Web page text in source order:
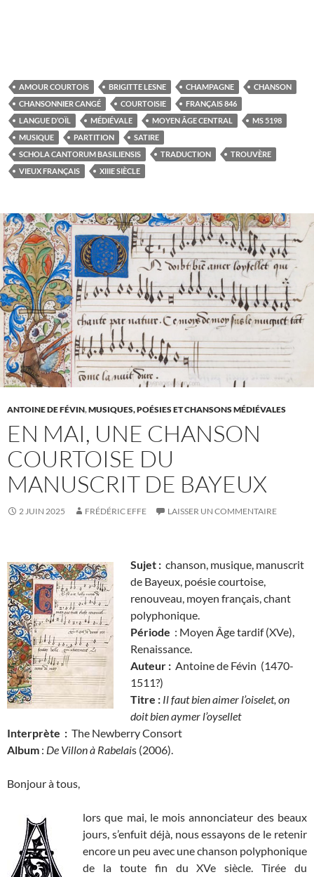
AMOUR COURTOIS BRIGITTE LESNE CHAMPAGNE
CHANSON
CHANSONNIER CANGÉ
COURTOISIE
FRANÇAIS 846
LANGUE D’OÏL
MÉDIÉVALE MOYEN ÂGE CENTRAL
MS 5198
MUSIQUE
PARTITION
SATIRE
SCHOLA CANTORUM BASILIENSIS
TRADUCTION
TROUVÈRE
VIEUX FRANÇAIS
XIIIE SIÈCLE
ANTOINE DE FÉVIN,MUSIQUES, POÉSIES ET CHANSONS MÉDIÉVALES
EN MAI, UNE CHANSON
COURTOISE DU
MANUSCRIT DE BAYEUX
2 JUIN 2025 FRÉDÉRIC EFFE LAISSER UN COMMENTAIRE
Sujet : chanson, musique, manuscrit
de Bayeux, poésie courtoise,
renouveau, moyen français, chant
polyphonique.
Période : Moyen Âge tardif (XVe),
Renaissance.
Auteur : Antoine de Févin (1470-
1511?)
Titre : Il faut bien aimer l’oiselet, on
doit bien aymer l’oysellet
Interprète : The Newberry Consort
Album : De Villon à Rabelais (2006).
Bonjour à tous,
lors que mai, le mois annonciateur des beaux
jours, s’enfuit déjà, nous essayons de le retenir
encore un peu avec une chanson polyphonique
de la toute fin du XVe siècle. Tirée du